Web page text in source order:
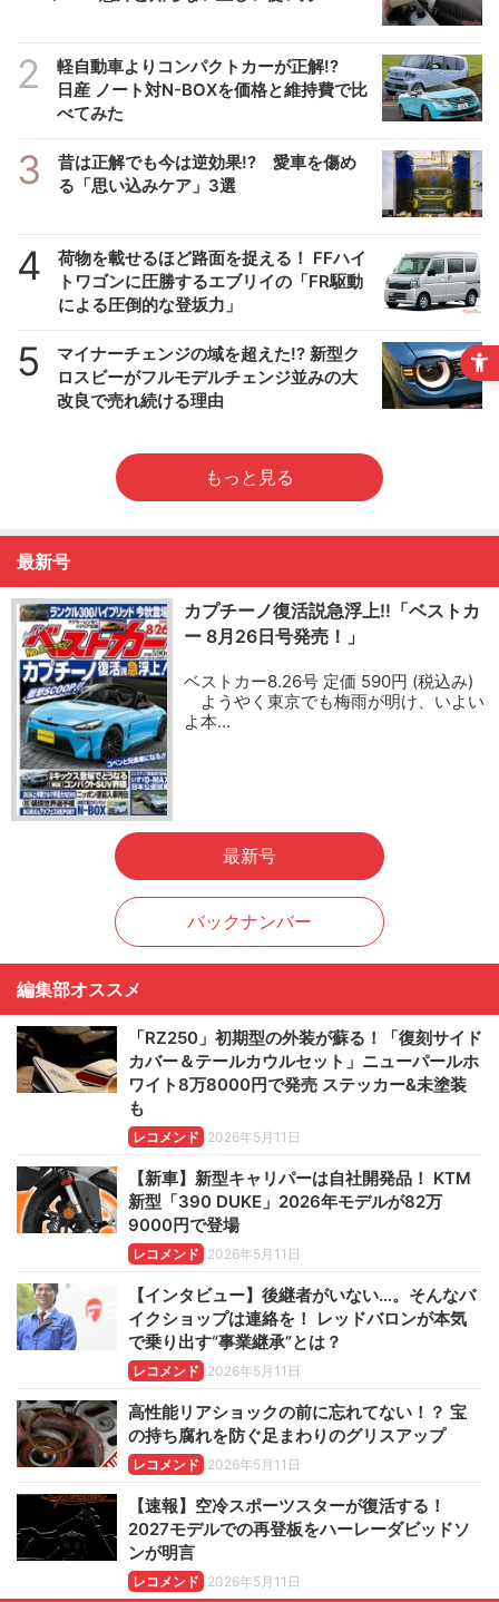
2
軽自動車よりコンパクトカーが正解!?
日産 ノート対N-BOXを価格と維持費で比
べてみた
3
昔は正解でも今は逆効果!? 愛車を傷め
る「思い込みケア」3選
4
荷物を載せるほど路面を捉える！ FFハイ
トワゴンに圧勝するエブリイの「FR駆動
による圧倒的な登坂力」
5
マイナーチェンジの域を超えた!? 新型ク
ロスビーがフルモデルチェンジ並みの大
改良で売れ続ける理由
もっと見る
最新号
カプチーノ復活説急浮上!!「ベストカ
ー 8月26日号発売！」
ベストカー8.26号 定価 590円 (税込み)
ようやく東京でも梅雨が明け、いよい
よ本…
最新号
バックナンバー
編集部オススメ
「RZ250」初期型の外装が蘇る！「復刻サイド
カバー＆テールカウルセット」ニューパールホ
ワイト8万8000円で発売 ステッカー&未塗装
も
レコメンド 2026年5月11日
【新車】新型キャリパーは自社開発品！ KTM
新型「390 DUKE」2026年モデルが82万
9000円で登場
レコメンド 2026年5月11日
【インタビュー】後継者がいない…。そんなバ
イクショップは連絡を！ レッドバロンが本気
で乗り出す“事業継承”とは？
レコメンド 2026年5月11日
高性能リアショックの前に忘れてない！？ 宝
の持ち腐れを防ぐ足まわりのグリスアップ
レコメンド 2026年5月11日
【速報】空冷スポーツスターが復活する！
2027モデルでの再登板をハーレーダビッドソ
ンが明言
レコメンド 2026年5月11日